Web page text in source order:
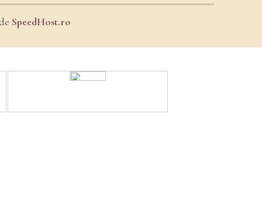
SpeedHost.ro